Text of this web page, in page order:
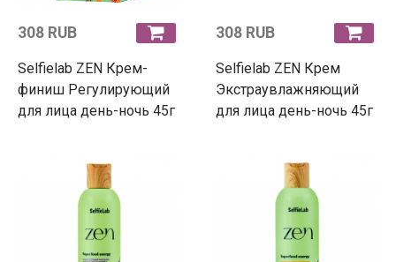
308 RUB
Selfielab ZEN Крем-
финиш Регулирующий
для лица день-ночь 45г
308 RUB
Selfielab ZEN Крем
Экстраувлажняющий
для лица день-ночь 45г